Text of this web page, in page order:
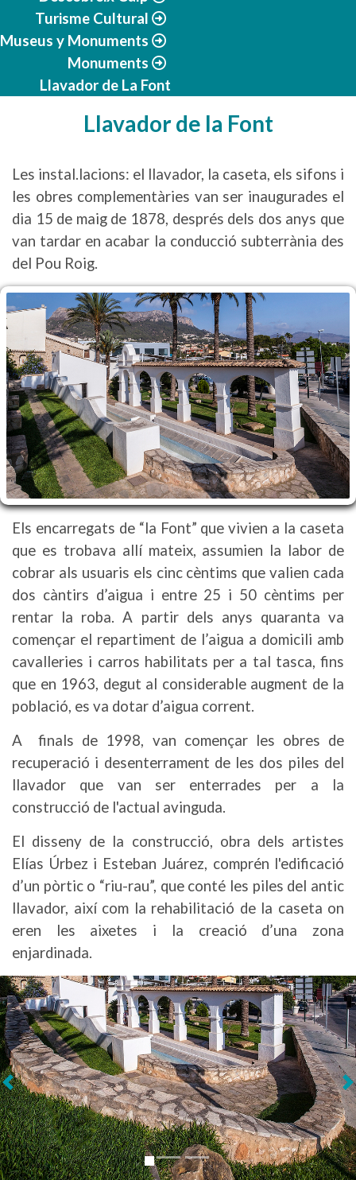
Turisme Cultural
Museus y Monuments
Monuments
Llavador de La Font
Llavador de la Font
Les instal.lacions: el llavador, la caseta, els sifons i
les obres complementàries van ser inaugurades el
dia 15 de maig de 1878, després dels dos anys que
van tardar en acabar la conducció subterrània des
del Pou Roig.
Els encarregats de “la Font” que vivien a la caseta
que es trobava allí mateix, assumien la labor de
cobrar als usuaris els cinc cèntims que valien cada
dos càntirs d’aigua i entre 25 i 50 cèntims per
rentar la roba. A partir dels anys quaranta va
començar el repartiment de l’aigua a domicili amb
cavalleries i carros habilitats per a tal tasca, fins
que en 1963, degut al considerable augment de la
població, es va dotar d’aigua corrent.
A finals de 1998, van començar les obres de
recuperació i desenterrament de les dos piles del
llavador que van ser enterrades per a la
construcció de l'actual avinguda.
El disseny de la construcció, obra dels artistes
Elías Úrbez i Esteban Juárez, comprén l'edificació
d’un pòrtic o “riu-rau”, que conté les piles del antic
llavador, així com la rehabilitació de la caseta on
eren les aixetes i la creació d’una zona
enjardinada.
Següent